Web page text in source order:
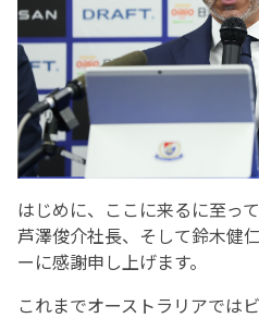
はじめに、ここに来るに至っ
芦澤俊介社長、そして鈴木健
ーに感謝申し上げます。
これまでオーストラリアでは